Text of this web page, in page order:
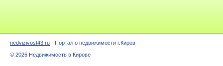
nedvizivost43.ru - Портал о недвижимости г.Киров
© 2026 Недвижимость в Кирове